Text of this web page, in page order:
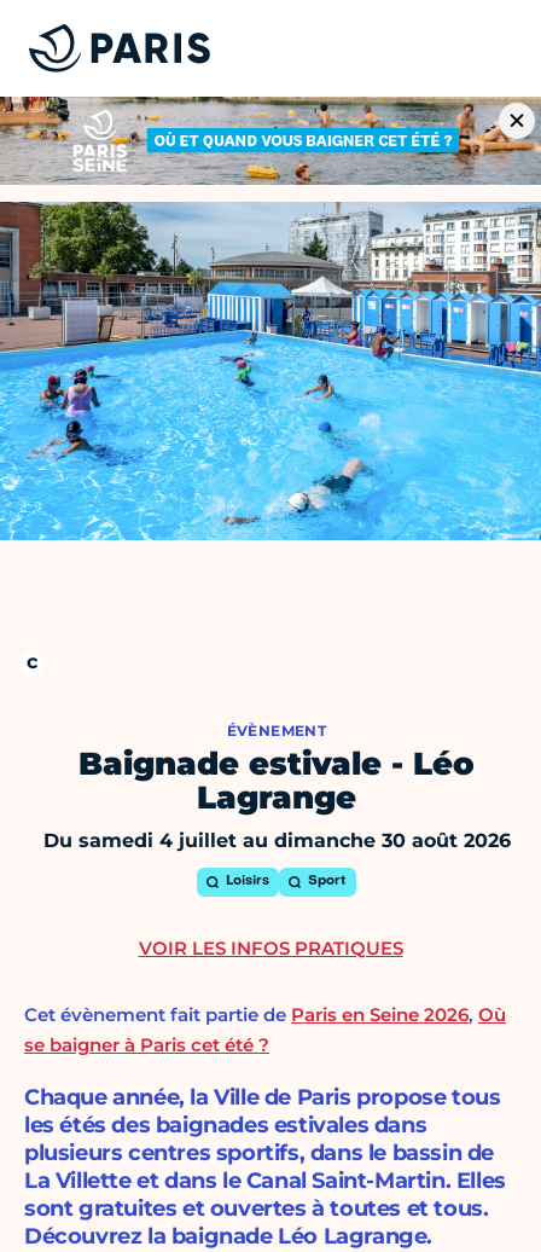
ÉVÈNEMENT
Baignade estivale - Léo
Lagrange
Du samedi 4 juillet au dimanche 30 août 2026
Loisirs Sport
Cet évènement fait partie de Paris en Seine 2026, Où
se baigner à Paris cet été ?
Chaque année, la Ville de Paris propose tous
les étés des baignades estivales dans
plusieurs centres sportifs, dans le bassin de
La Villette et dans le Canal Saint-Martin. Elles
sont gratuites et ouvertes à toutes et tous.
Découvrez la baignade Léo Lagrange.
VOIR LES INFOS PRATIQUES